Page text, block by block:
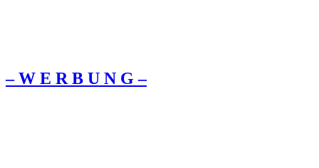
– W Ε R Β U Ν G –